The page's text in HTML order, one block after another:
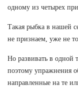
одному из четырех
Такая рыбка в нашей
не признаем, уже не
Но развивать в одной
поэтому упражнения
направленные на те